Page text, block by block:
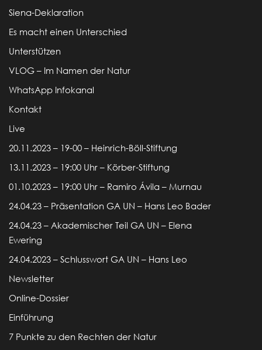
Siena-Deklaration
Es macht einen Unterschied
Unterstützen
VLOG – Im Namen der Natur
WhatsApp Infokanal
Kontakt
Live
20.11.2023 – 19-00 – Heinrich-Böll-Stiftung
13.11.2023 – 19:00 Uhr – Körber-Stiftung
01.10.2023 – 19:00 Uhr – Ramiro Ávila – Murnau
24.04.23 – Präsentation GA UN – Hans Leo Bader
24.04.23 – Akademischer Teil GA UN – Elena
Ewering
24.04.2023 – Schlusswort GA UN – Hans Leo
Newsletter
Online-Dossier
Einführung
7 Punkte zu den Rechten der Natur